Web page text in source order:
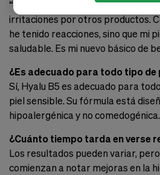
“Sufro de piel sensible y he tenido
irritaciones por otros productos.
he tenido reacciones, sino que mi
saludable. Es mi nuevo básico de
¿Es adecuado para todo tipo de
Sí, Hyalu B5 es adecuado para
piel sensible. Su fórmula está
hipoalergénica y no comedogénica.
¿Cuánto tiempo tarda en verse
Los resultados pueden variar,
comienzan a notar mejoras en la